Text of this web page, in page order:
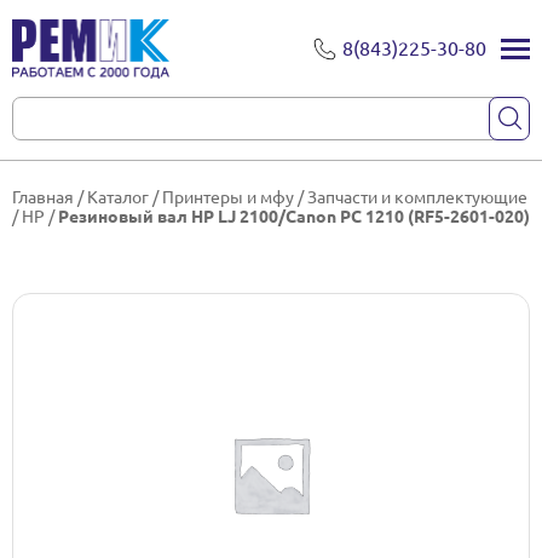
8(843)225-30-80
Главная /Каталог /Принтеры и мфу /Запчасти и комплектующие
/HP /Резиновый вал HP LJ 2100/Canon PC 1210 (RF5-2601-020)